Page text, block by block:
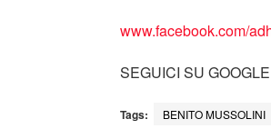
www.facebook.com/
SEGUICI SU
Tags: BENITO MUSSOLINI